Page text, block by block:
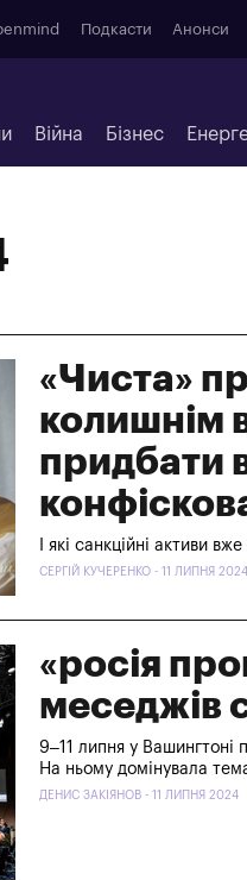
Подкасти Анонси
Війна Бізнес
«Чиста»
колишнім
придбати
І які санкційні активи
СЕРГІЙ КУЧЕРЕНКО - 11 ЛИПНЯ 2024
«росія
меседжів
9–11 липня у Вашингтоні
На ньому домінувала
ДЕНИС ЗАКІЯНОВ - 11 ЛИПНЯ 2024